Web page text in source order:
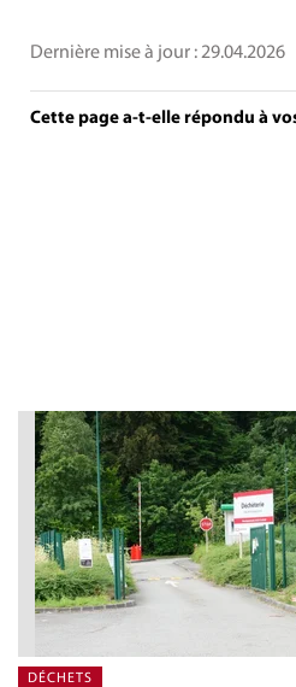
Dernière mise à jour :29.04.2026
Cette page a-t-elle répondu à
DÉCHETS